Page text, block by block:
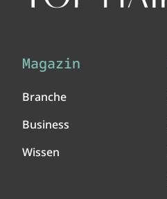
Magazin
Branche
Business
Wissen